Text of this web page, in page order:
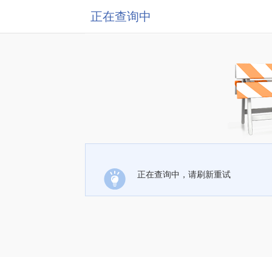
正在查询中
正在查询中，请刷新重试